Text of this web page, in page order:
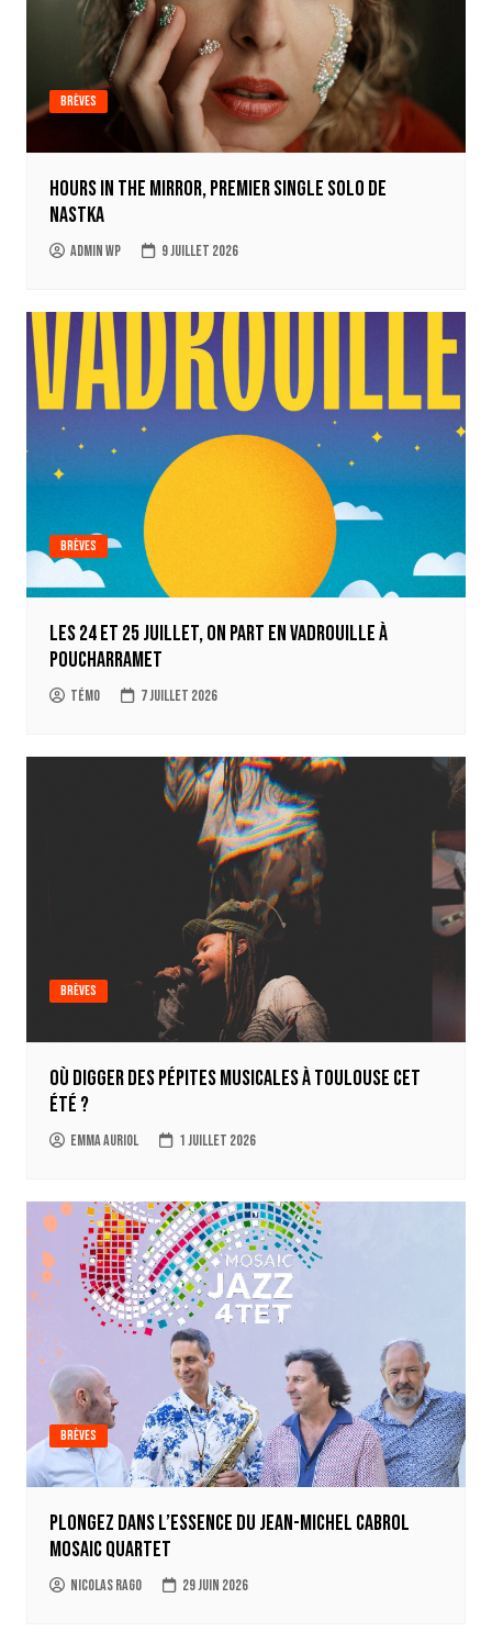
Brèves
Hours in the mirror, premier single solo de
Nastka
Admin WP 9 juillet 2026
Brèves
Les 24 et 25 juillet, on part en Vadrouille à
Poucharramet
Témo 7 juillet 2026
Brèves
Où digger des pépites musicales à Toulouse cet
été ?
Emma Auriol 1 juillet 2026
Brèves
Plongez dans l’essence du Jean-Michel Cabrol
Mosaic Quartet
Nicolas Rago 29 juin 2026